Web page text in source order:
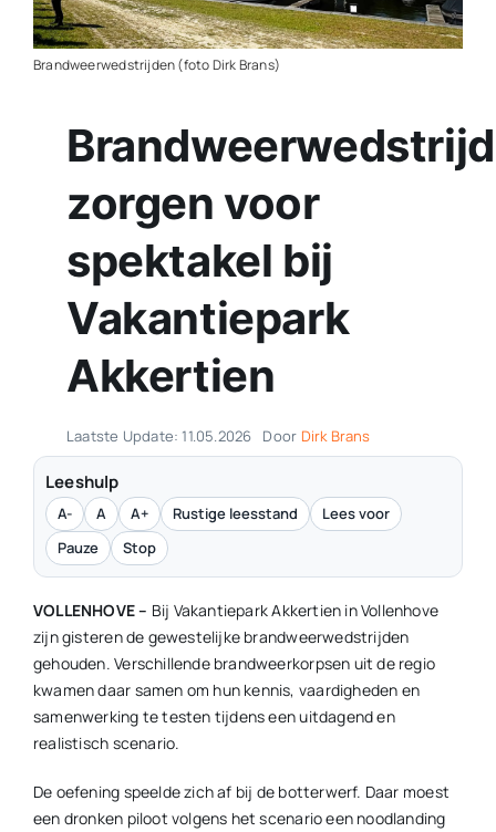
Contact
Brandweerwedstrijden (foto Dirk Brans)
zorgen voor
spektakel bij
Vakantiepark
Akkertien
Laatste Update: 11.05.2026 Door Dirk Brans
Leeshulp
A- A A+ Rustige leesstand
Lees voor
Pauze
Stop
VOLLENHOVE – Bij Vakantiepark Akkertien in Vollenhove
zijn gisteren de gewestelijke brandweerwedstrijden
gehouden. Verschillende brandweerkorpsen uit de regio
kwamen daar samen om hun kennis, vaardigheden en
samenwerking te testen tijdens een uitdagend en
realistisch scenario.
De oefening speelde zich af bij de botterwerf. Daar moest
een dronken piloot volgens het scenario een noodlanding